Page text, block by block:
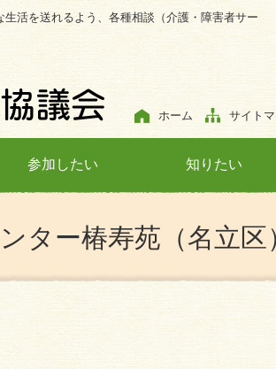
活を送れるよう、各種相談（介護・障害者サー
ホーム サイト
参加したい 知りたい
ター椿寿苑（名立区